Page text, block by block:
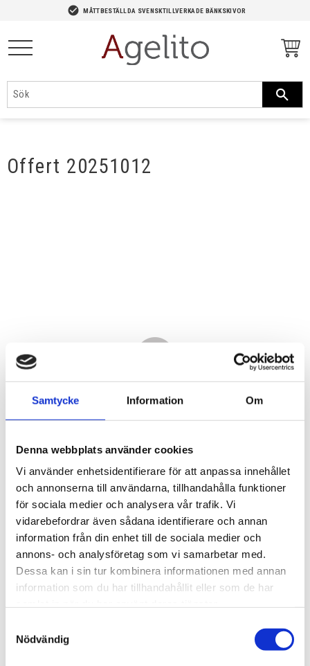
Samtycke Information Om
Denna webbplats använder cookies
Vi använder enhetsidentifierare för att anpassa innehållet
och annonserna till användarna, tillhandahålla funktioner
för sociala medier och analysera vår trafik. Vi
vidarebefordrar även sådana identifierare och annan
information från din enhet till de sociala medier och
annons- och analysföretag som vi samarbetar med.
Dessa kan i sin tur kombinera informationen med annan
information som du har tillhandahållit eller som de har
Nödvändig
check_circle MÅTTBESTÄLLDA SVENSKTILLVERKADE BÄNKSKIVOR
Offert 20251012
4 520,00KR
Antal